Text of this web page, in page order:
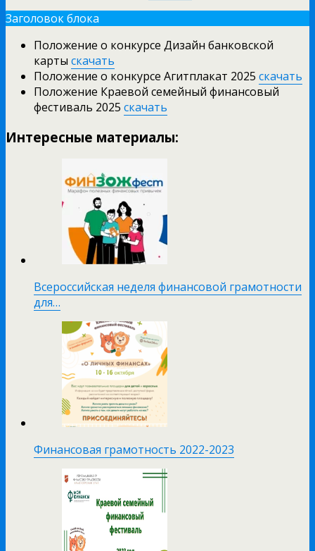
Заголовок блока
Положение о конкурсе Дизайн банковской
карты скачать
Положение о конкурсе Агитплакат 2025 скачать
Положение Краевой семейный финансовый
фестиваль 2025 скачать
Интересные материалы:
Всероссийская неделя финансовой грамотности
для…
Финансовая грамотность 2022-2023